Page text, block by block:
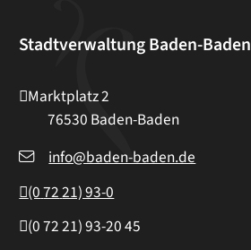
Stadtverwaltung Baden-Baden
Marktplatz 2
76530 Baden-Baden
info@baden-baden.de
(07221) 93-0
(07221) 93-2045